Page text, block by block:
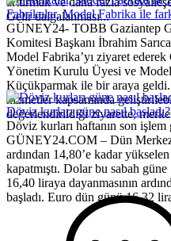
Gelir dalgalanması...
Fabrikalar, Model Fabrika ile
GÜNEY24- TOBB Gaziantep
Komitesi Başkanı İbrahim
Model Fabrika’yı ziyaret
Yönetim Kurulu Üyesi ve
Küçükparmak ile bir araya
hizmetler kapsamında
değerlendirildiği ziyarette,
Döviz kurları güne nasıl başladı?
Döviz kurları haftanın son işlem
GÜNEY24.COM – Dün Merkez
ardından 14,80’e kadar
kapatmıştı. Dolar bu sabah
16,40 liraya dayanmasının
başladı. Euro dün günü 16,32